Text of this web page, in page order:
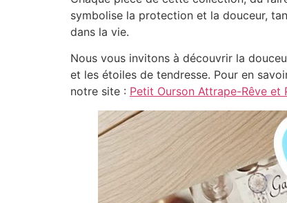
symbolise la protection et la douceur,
dans la vie.
Nous vous invitons à découvrir la
et les étoiles de tendresse. Pour en
notre site : Petit Ourson Attrape-Rêve et